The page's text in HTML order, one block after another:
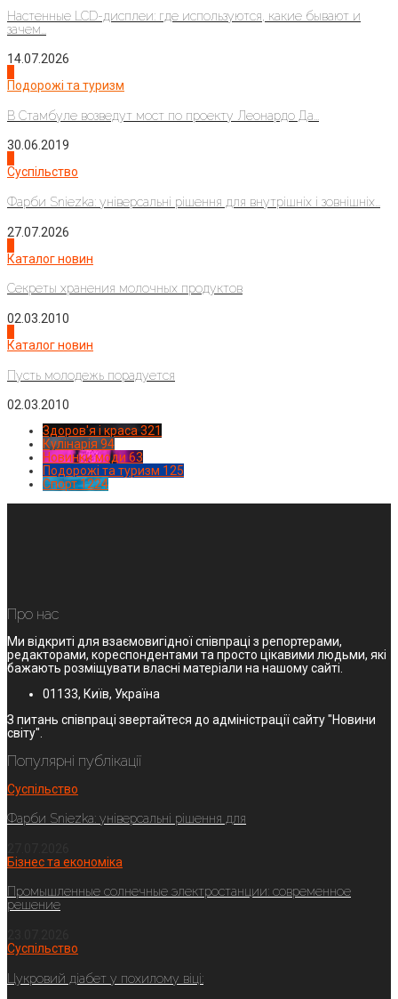
Настенные LCD-дисплеи: где используются, какие бывают и
зачем...
14.07.2026
Подорожі та туризм
В Стамбуле возведут мост по проекту Леонардо Да...
30.06.2019
Суспільство
Фарби Sniezka: універсальні рішення для внутрішніх і зовнішніх...
27.07.2026
Каталог новин
Секреты хранения молочных продуктов
02.03.2010
Каталог новин
Пусть молодежь порадуется
02.03.2010
Здоров'я і краса 321
Кулінарія 94
Новинки моди 63
Подорожі та туризм 125
Спорт1224
Про нас
Ми відкриті для взаємовигідної співпраці з репортерами,
редакторами, кореспондентами та просто цікавими людьми, які
бажають розміщувати власні матеріали на нашому сайті.
01133, Київ, Україна
З питань співпраці звертайтеся до адміністрації сайту "Новини
світу".
Популярні публікації
Суспільство
Фарби Sniezka: універсальні рішення для
Бізнес та економіка
Промышленные солнечные электростанции: современное
решение
Суспільство
Цукровий діабет у похилому віці: